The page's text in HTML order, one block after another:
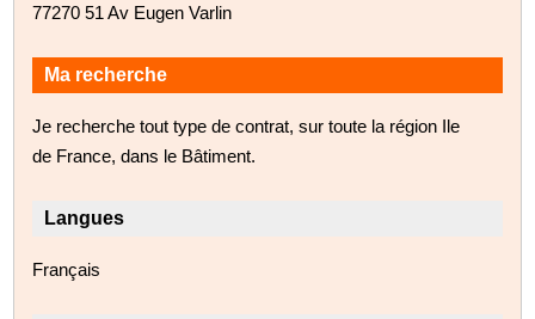
77270 51 Av Eugen Varlin
Ma recherche
Je recherche tout type de contrat, sur toute la région Ile
de France, dans le Bâtiment.
Langues
Français